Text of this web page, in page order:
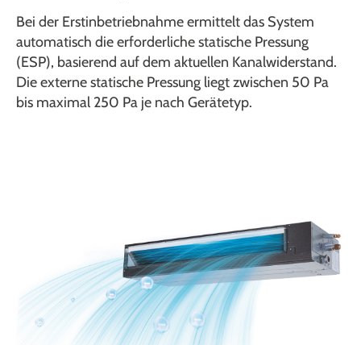
Bei der Erstinbetriebnahme ermittelt das System
automatisch die erforderliche statische Pressung
(ESP), basierend auf dem aktuellen Kanalwiderstand.
Die externe statische Pressung liegt zwischen 50 Pa
bis maximal 250 Pa je nach Gerätetyp.